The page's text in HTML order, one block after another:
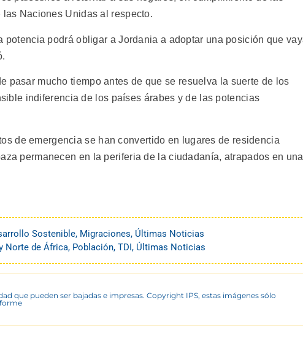
Naciones Unidas al respecto.
potencia podrá obligar a Jordania a adoptar una posición que
pasar mucho tiempo antes de que se resuelva la suerte de los
indiferencia de los países árabes y de las potencias
de emergencia se han convertido en lugares de residencia
permanecen en la periferia de la ciudadanía, atrapados en una
Sostenible, Migraciones, Últimas Noticias
Norte de África, Población, TDI, Últimas Noticias
que pueden ser bajadas e impresas. Copyright IPS, estas imágenes sólo